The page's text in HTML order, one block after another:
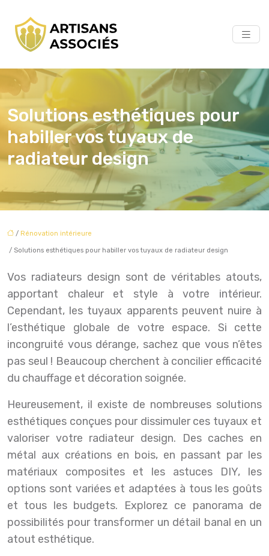
Solutions esthétiques pour
habiller vos tuyaux de
radiateur design
/ Rénovation intérieure
/ Solutions esthétiques pour habiller vos tuyaux de radiateur design
Vos radiateurs design sont de véritables atouts,
apportant chaleur et style à votre intérieur.
Cependant, les tuyaux apparents peuvent nuire à
l’esthétique globale de votre espace. Si cette
incongruité vous dérange, sachez que vous n’êtes
pas seul ! Beaucoup cherchent à concilier efficacité
du chauffage et décoration soignée.
Heureusement, il existe de nombreuses solutions
esthétiques conçues pour dissimuler ces tuyaux et
valoriser votre radiateur design. Des caches en
métal aux créations en bois, en passant par les
matériaux composites et les astuces DIY, les
options sont variées et adaptées à tous les goûts
et tous les budgets. Explorez ce panorama de
possibilités pour transformer un détail banal en un
atout esthétique.